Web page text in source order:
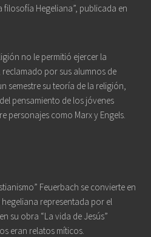
Hegeliana”, publicada en
no le permitió ejercer la
por sus alumnos de
semestre su teoría de la religión,
pensamiento de los jóvenes
personajes como Marx y Engels.
Feuerbach se convierte en
representada por el
su obra “La vida de Jesús”
eran relatos míticos.